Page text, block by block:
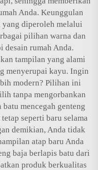
Anda. Keunggulan
yang diperoleh melalui
pilihan warna dan
desain rumah Anda.
tampilan yang alami
menyerupai kayu. Ingin
modern? Pilihan ini
tanpa mengorbankan
mencegah genteng
seperti baru selama
demikian, Anda tidak
atap baru Anda
baja berlapis batu dari
produk berkualitas